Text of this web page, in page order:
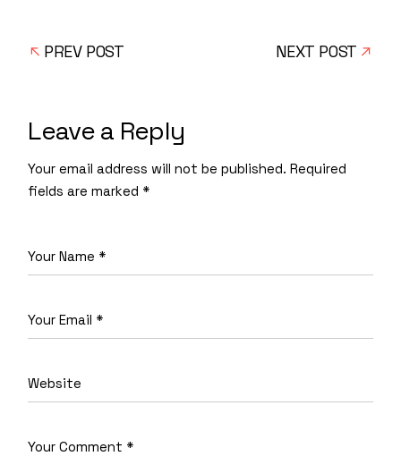
PREV POST NEXT POST
Leave a Reply
Your email address will not be published. Required
fields are marked *